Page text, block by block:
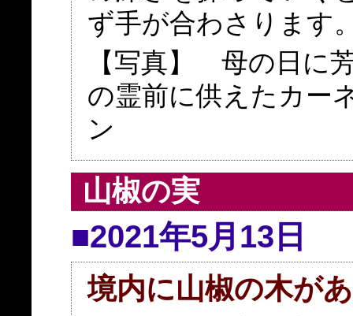
ず手が合わさります
【写真】 母の日に
の霊前に供えたカー
ン
山椒の実
■2021年5月13日
境内に山椒の木が